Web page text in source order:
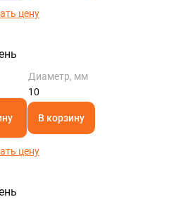
цену
Диаметр, мм
10
В корзину
цену